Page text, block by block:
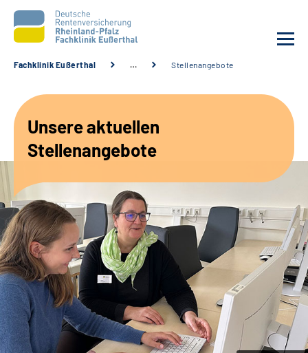
Unsere Angebote
Karriere
Beratungsstellen &
Zuweisende
Suche
Leichte Sprache
Fachklinik Eußerthal … Stellenangebote
Unsere aktuellen
Stellenangebote